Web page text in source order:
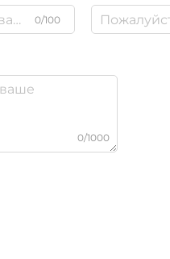
0/100
0/1000